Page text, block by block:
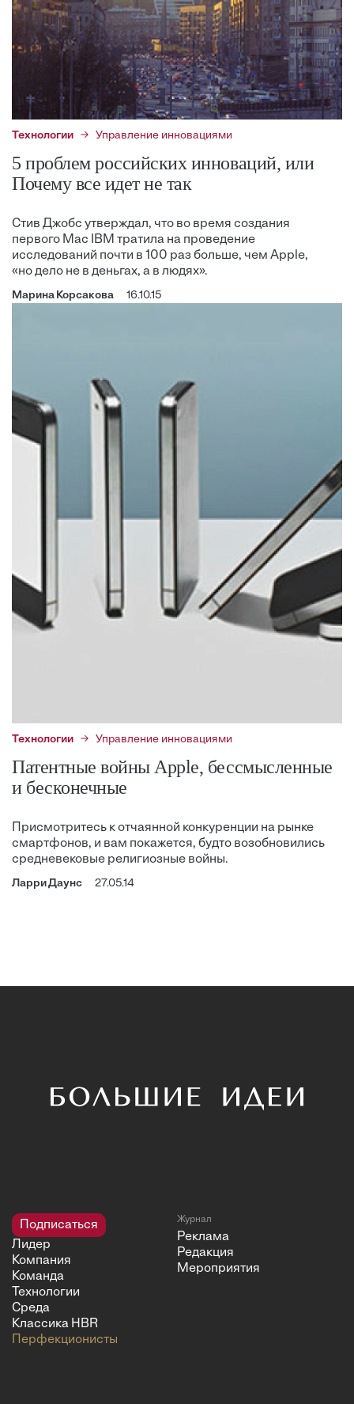
Технологии Управление инновациями
5 проблем российских инноваций, или
Почему все идет не так
Стив Джобс утверждал, что во время создания
первого Mac IBM тратила на проведение
исследований почти в 100 раз больше, чем Apple,
«но дело не в деньгах, а в людях».
Марина Корсакова 16.10.15
Технологии Управление инновациями
Патентные войны Apple, бессмысленные
и бесконечные
Присмотритесь к отчаянной конкуренции на рынке
смартфонов, и вам покажется, будто возобновились
средневековые религиозные войны.
Ларри Даунс 27.05.14
Подписаться
Лидер
Компания
Команда
Технологии
Среда
Классика HBR
Перфекционисты
Журнал
Реклама
Редакция
Мероприятия